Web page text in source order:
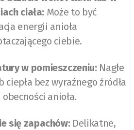
ciała: Może to być
energii anioła
ciebie.
w pomieszczeniu:Nagłe
ciepła bez wyraźnego źródła
anioła.
się zapachów:Delikatne,